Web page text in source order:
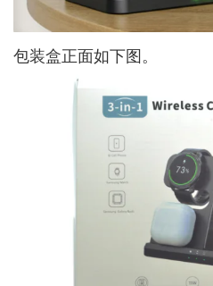
包装盒正面如下图。